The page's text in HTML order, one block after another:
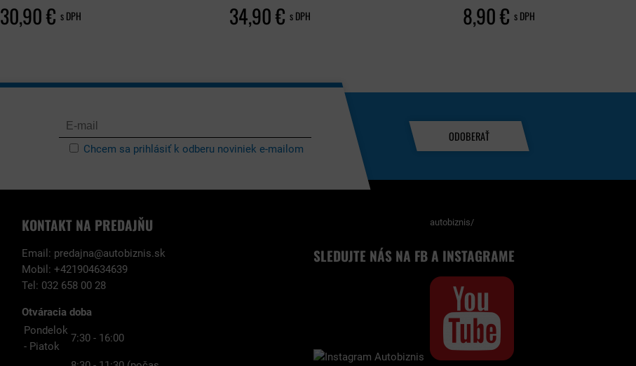
30,90 €s DPH 34,90 € s DPH 8,90 €s DPH
Chcem sa prihlásiť k odberu noviniek e-mailom
ODOBERAŤ
KONTAKT NA PREDAJŇU
Email: predajna@autobiznis.sk
Mobil: +421904634639
Tel: 032 658 00 28
Otváracia doba
Pondelok
- Piatok
7:30 - 16:00
autobiznis/
SLEDUJTE NÁS NA FB A INSTAGRAME